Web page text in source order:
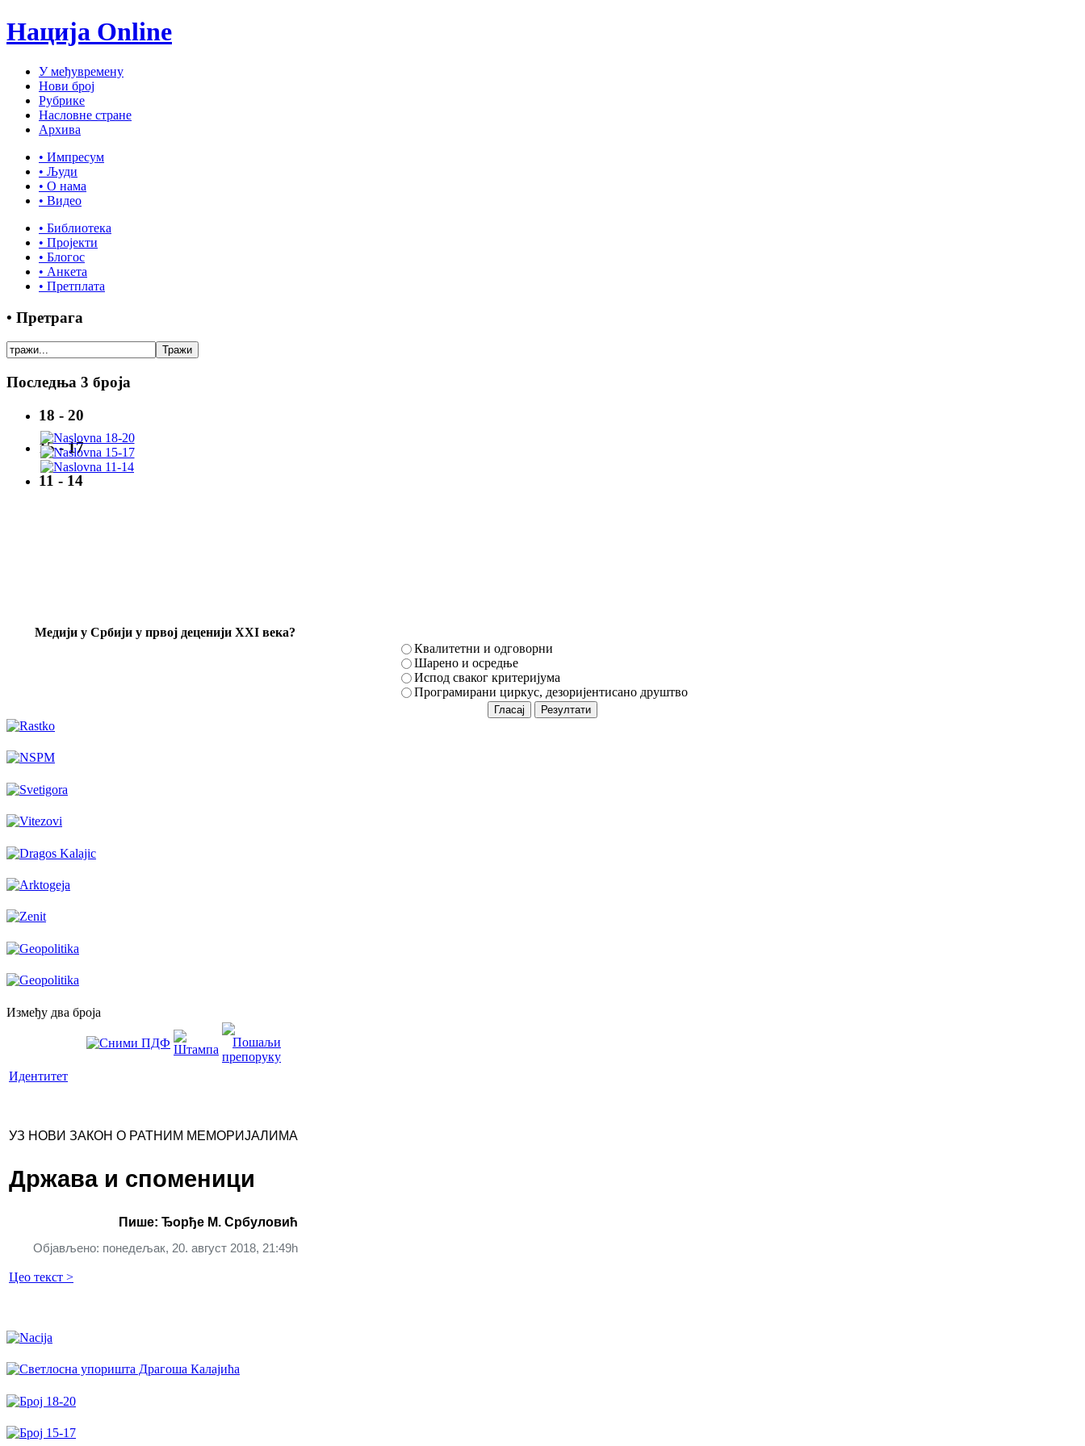
Нација Online
У међувремену
Нови број
Рубрике
Насловне стране
Архива
• Импресум
• Људи
• О нама
• Видео
• Библиотека
• Пројекти
• Блогос
• Анкета
• Претплата
• Претрага
Последња 3 броја
18 - 20
15 - 17
11 - 14
Mедији у Србији у првој деценији XXI века?
Квалитетни и одговорни
Шарено и осредње
Испод сваког критеријума
Програмирани циркус, дезоријентисано друштво
Између два броја
Идентитет
УЗ НОВИ ЗАКОН О РАТНИМ МЕМОРИЈАЛИМА
Држава и споменици
Пише: Ђорђе М. Србуловић
Објављено: понедељак, 20. август 2018, 21:49h
Цео текст >